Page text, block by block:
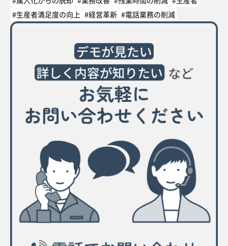
#生産者満足度の向上 #経営革新 #電話業務の削減